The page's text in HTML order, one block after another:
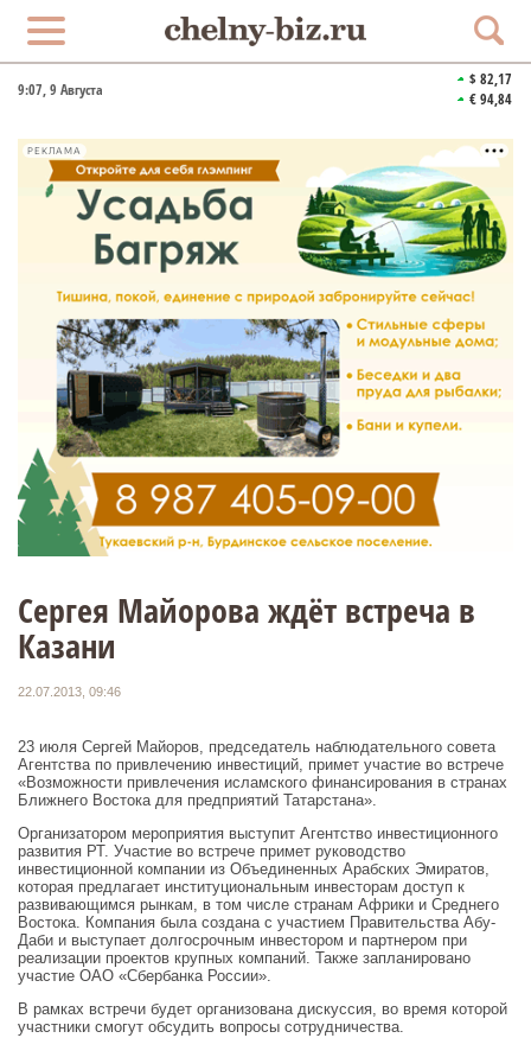
9:07, 9 Августа
$ 82,17
€ 94,84
РЕКЛАМА
Сергея Майорова ждёт встреча в
Казани
22.07.2013, 09:46
23 июля Сергей Майоров, председатель наблюдательного совета
Агентства по привлечению инвестиций, примет участие во встрече
«Возможности привлечения исламского финансирования в странах
Ближнего Востока для предприятий Татарстана».
Организатором мероприятия выступит Агентство инвестиционного
развития РТ. Участие во встрече примет руководство
инвестиционной компании из Объединенных Арабских Эмиратов,
которая предлагает институциональным инвесторам доступ к
развивающимся рынкам, в том числе странам Африки и Среднего
Востока. Компания была создана с участием Правительства Абу-
Даби и выступает долгосрочным инвестором и партнером при
реализации проектов крупных компаний. Также запланировано
участие ОАО «Сбербанка России».
В рамках встречи будет организована дискуссия, во время которой
участники смогут обсудить вопросы сотрудничества.